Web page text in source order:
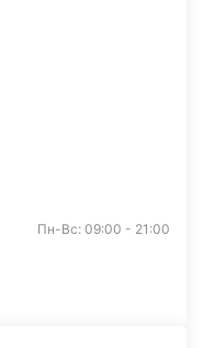
Пн-Вс: 09:00 - 21:00